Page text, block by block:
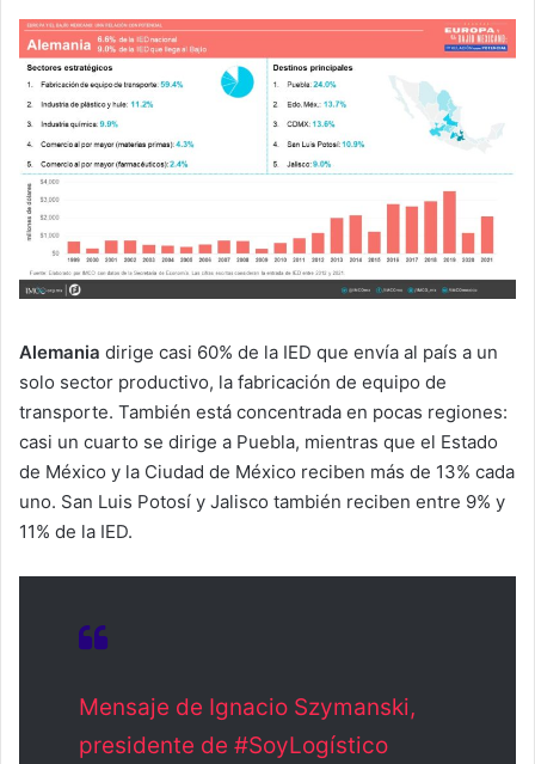
Alemania dirige casi 60% de la IED que envía al país a un
solo sector productivo, la fabricación de equipo de
transporte. También está concentrada en pocas regiones:
casi un cuarto se dirige a Puebla, mientras que el Estado
de México y la Ciudad de México reciben más de 13% cada
uno. San Luis Potosí y Jalisco también reciben entre 9% y
11% de la IED.
Mensaje de Ignacio Szymanski,
presidente de #SoyLogístico